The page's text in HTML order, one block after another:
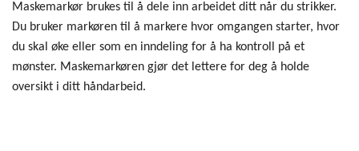
Maskemarkør brukes til å dele inn arbeidet ditt når du strikker.
Du bruker markøren til å markere hvor omgangen starter, hvor
du skal øke eller som en inndeling for å ha kontroll på et
mønster. Maskemarkøren gjør det lettere for deg å holde
oversikt i ditt håndarbeid.